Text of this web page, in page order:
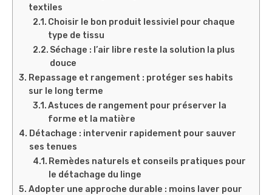
textiles
Choisir le bon produit lessiviel pour chaque
type de tissu
Séchage : l’air libre reste la solution la plus
douce
Repassage et rangement : protéger ses habits
sur le long terme
Astuces de rangement pour préserver la
forme et la matière
Détachage : intervenir rapidement pour sauver
ses tenues
Remèdes naturels et conseils pratiques pour
le détachage du linge
Adopter une approche durable : moins laver pour